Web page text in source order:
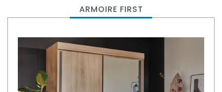
ARMOIRE FIRST